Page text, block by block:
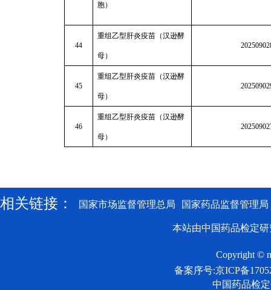
胞）
44
重组乙型肝炎疫苗（汉逊酵
母）
45
重组乙型肝炎疫苗（汉逊酵
母）
46
重组乙型肝炎疫苗（汉逊酵
母）
相关链接： 国家市场监督管理总局 国家药品监督管理局
本站由中国药品检定
Copyright ©
备案序号:京ICP备
中国药品检